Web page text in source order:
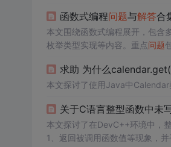
函数式编程问题与解答合
本文围绕函数式编程展开，包含
枚举类型实现等内容。重点问题
求助 为什么
本文探讨了使用Java中
关于C语言整型函数中未
本文探讨了在DevC++环境中，
1、返回被调用函数值等现象，并